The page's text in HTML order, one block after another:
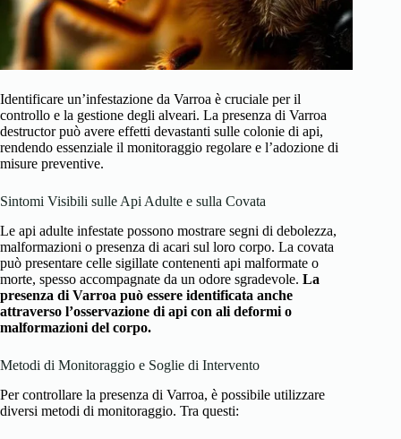
Identificare un’infestazione da Varroa è cruciale per il
controllo e la gestione degli alveari. La presenza di Varroa
destructor può avere effetti devastanti sulle colonie di api,
rendendo essenziale il monitoraggio regolare e l’adozione di
misure preventive.
Sintomi Visibili sulle Api Adulte e sulla Covata
Le api adulte infestate possono mostrare segni di debolezza,
malformazioni o presenza di acari sul loro corpo. La covata
può presentare celle sigillate contenenti api malformate o
morte, spesso accompagnate da un odore sgradevole. La
presenza di Varroa può essere identificata anche
attraverso l’osservazione di api con ali deformi o
malformazioni del corpo.
Metodi di Monitoraggio e Soglie di Intervento
Per controllare la presenza di Varroa, è possibile utilizzare
diversi metodi di monitoraggio. Tra questi: